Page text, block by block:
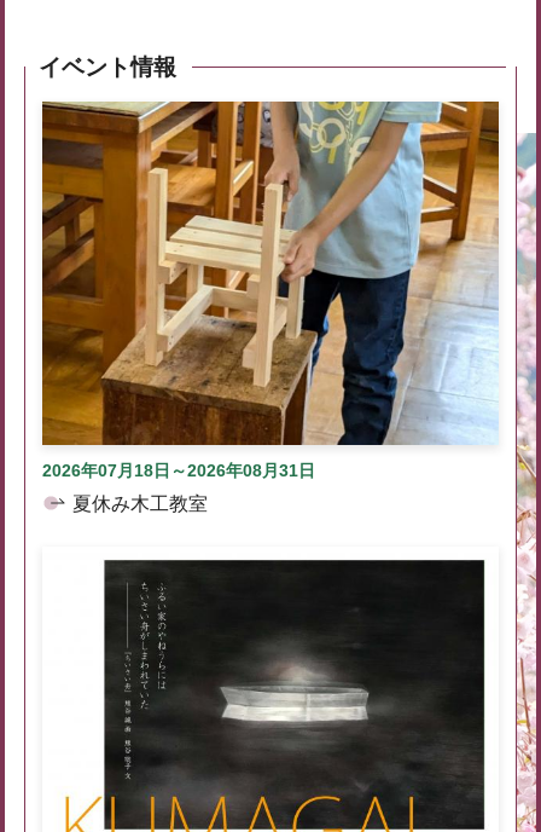
イベント情報
2026年07月18日～2026年08月31日
夏休み木工教室